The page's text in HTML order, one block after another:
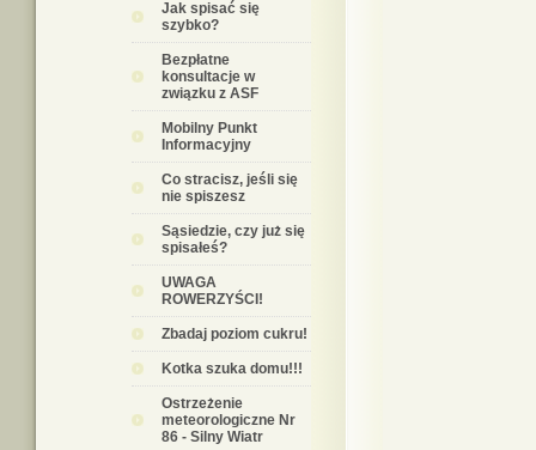
Jak spisać się
szybko?
Bezpłatne
konsultacje w
związku z ASF
Mobilny Punkt
Informacyjny
Co stracisz, jeśli się
nie spiszesz
Sąsiedzie, czy już się
spisałeś?
UWAGA
ROWERZYŚCI!
Zbadaj poziom cukru!
Kotka szuka domu!!!
Ostrzeżenie
meteorologiczne Nr
86 - Silny Wiatr